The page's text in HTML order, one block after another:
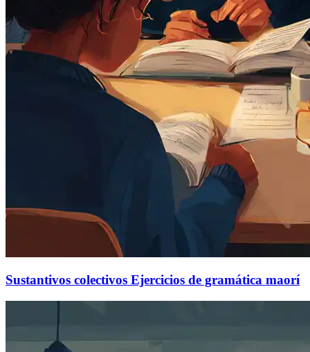
Sustantivos colectivos Ejercicios de gramática maorí